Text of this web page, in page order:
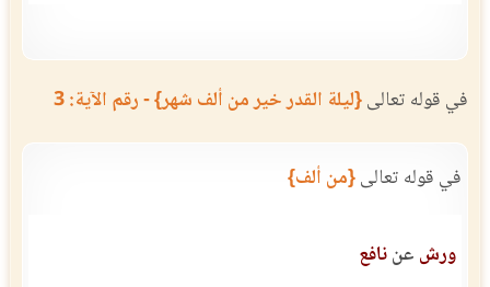
في قوله تعالى{ليلة القدر خير من ألف شهر} - رقم الآية: 3
في قوله تعالى{من ألف}
ورش عننافع